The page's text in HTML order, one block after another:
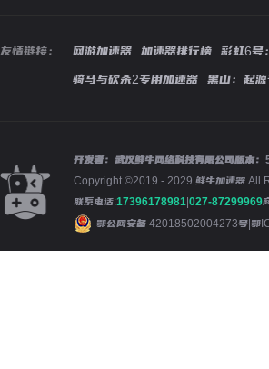
友情链接： 网游加速器 加速器排行榜 彩虹6号
骑马与砍杀2专用加速器
黑山：起
开发者：武汉鲜牛网络科技有限公司版本：
Copyright ©2019 - 2029 鲜牛加速器.All
联系电话:17396178981 027-87299969
鄂公网安备 42018502004273号 鄂